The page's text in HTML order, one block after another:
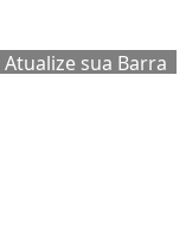
Atualize sua Barra